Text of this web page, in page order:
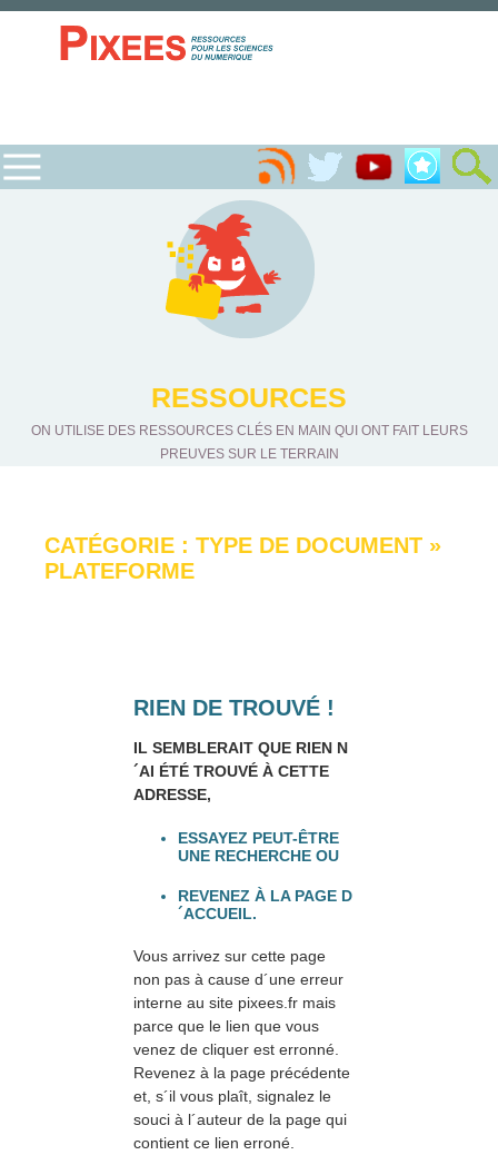
RESSOURCES
ON UTILISE DES RESSOURCES CLÉS EN MAIN QUI ONT FAIT LEURS
PREUVES SUR LE TERRAIN
CATÉGORIE : TYPE DE DOCUMENT »
PLATEFORME
RIEN DE TROUVÉ !
IL SEMBLERAIT QUE RIEN N
´AI ÉTÉ TROUVÉ À CETTE
ADRESSE,
ESSAYEZ PEUT-ÊTRE
UNE RECHERCHE OU
REVENEZ À LA PAGE D
´ACCUEIL.
Vous arrivez sur cette page
non pas à cause d´une erreur
interne au site pixees.fr mais
parce que le lien que vous
venez de cliquer est erronné.
Revenez à la page précédente
et, s´il vous plaît, signalez le
souci à l´auteur de la page qui
contient ce lien erroné.